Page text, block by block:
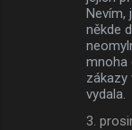
Nevím,
někde
mnoha
zákazy
vydala.
3.